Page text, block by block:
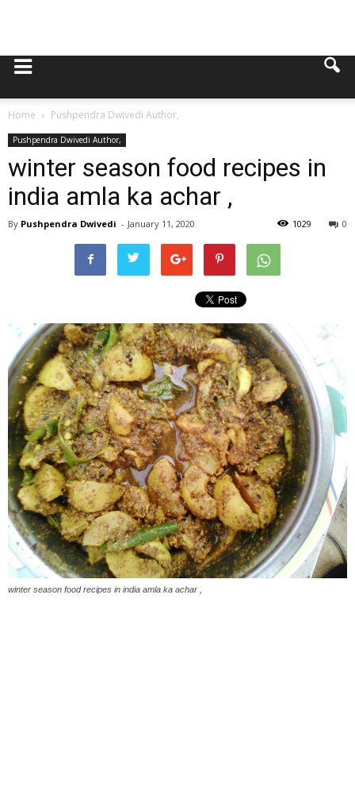
Home Pushpendra Dwivedi Author,
Pushpendra Dwivedi Author,
winter season food recipes in
india amla ka achar ,
By Pushpendra Dwivedi - January 11, 2020 0
1029
winter season food recipes in india amla ka achar ,